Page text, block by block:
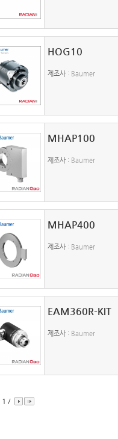
HOG10
제조사 : Baumer
MHAP100
제조사 : Baumer
MHAP400
제조사 : Baumer
EAM360R-KIT
제조사 : Baumer
1 /